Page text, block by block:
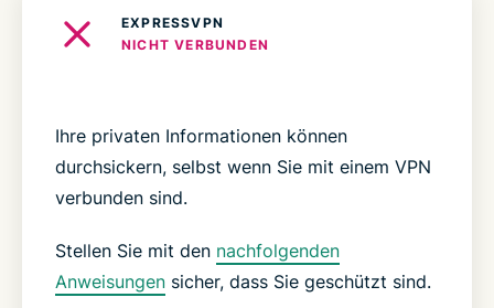
EXPRESSVPN
NICHT VERBUNDEN
Ihre privaten Informationen können
durchsickern, selbst wenn Sie mit einem VPN
verbunden sind.
Stellen Sie mit den nachfolgenden
Anweisungen sicher, dass Sie geschützt sind.